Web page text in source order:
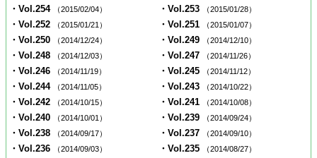
・Vol.254 （2015/02/04） ・Vol.253 （2015/01/28）
・Vol.252 （2015/01/21） ・Vol.251 （2015/01/07）
・Vol.250 （2014/12/24） ・Vol.249 （2014/12/10）
・Vol.248 （2014/12/03） ・Vol.247 （2014/11/26）
・Vol.246 （2014/11/19） ・Vol.245 （2014/11/12）
・Vol.244 （2014/11/05） ・Vol.243 （2014/10/22）
・Vol.242 （2014/10/15） ・Vol.241 （2014/10/08）
・Vol.240 （2014/10/01） ・Vol.239 （2014/09/24）
・Vol.238 （2014/09/17） ・Vol.237 （2014/09/10）
・Vol.236 （2014/09/03） ・Vol.235 （2014/08/27）